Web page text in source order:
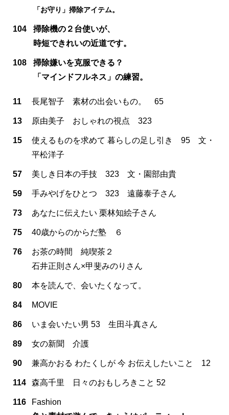
「お守り」掃除アイテム。
104
掃除機の２台使いが、
時短できれいの近道です。
108
掃除嫌いを克服できる？
「マインドフルネス」の練習。
11 長尾智子 素材の出会いもの。 65
13 原由美子 おしゃれの視点 323
15
使えるものを求めて 暮らしの足し引き 95 文・
平松洋子
57 美しき日本の手技 323 文・園部由貴
59 手みやげをひとつ 323 遠藤泰子さん
73 あなたに伝えたい 栗林知絵子さん
75 40歳からのからだ塾 ６
76
お茶の時間 純喫茶２
石井正則さん×甲斐みのりさん
80 本を読んで、会いたくなって。
84 MOVIE
86 いま会いたい男 53 生田斗真さん
89 女の新聞 介護
90 兼高かおる わたくしが 今 お伝えしたいこと 12
114 森高千里 日々のおもしろきこと 52
116
Fashion